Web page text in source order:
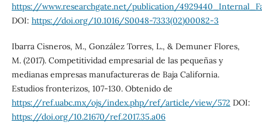
https://www.researchgate.net/publication/
DOI: https://doi.org/10.1016/S0048-7333(02)00082-3
Ibarra Cisneros, M., González Torres, L., & Demuner Flores,
M. (2017). Competitividad empresarial de las pequeñas y
medianas empresas manufactureras de Baja California.
Estudios fronterizos, 107-130. Obtenido de
https://ref.uabc.mx/ojs/index.php/ref/article/view/572 DOI:
https://doi.org/10.21670/ref.2017.35.a06